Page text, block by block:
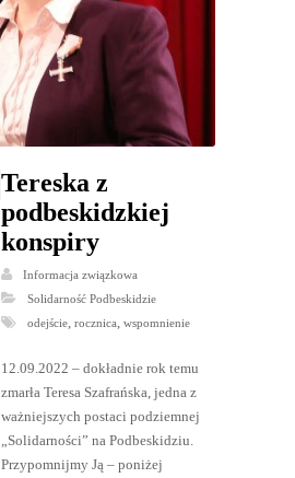
Tereska z
podbeskidzkiej
konspiry
Informacja związkowa
Solidarność Podbeskidzie
odejście, rocznica wspomnienie
12.09.2022 – dokładnie rok temu
zmarła Teresa Szafrańska, jedna z
ważniejszych postaci podziemnej
„Solidarności” na Podbeskidziu.
Przypomnijmy Ją – poniżej